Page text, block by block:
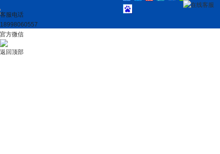
在线客服
客服电话
18998060557
官方微信
返回顶部